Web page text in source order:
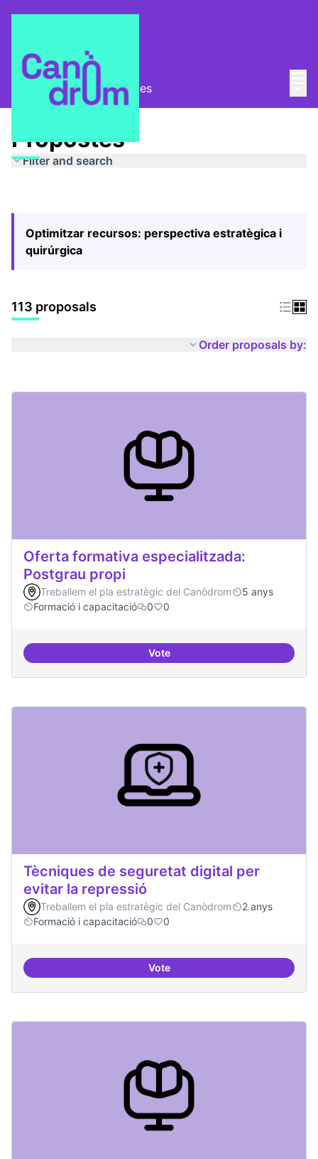
Pla Estratègic Propostes
Propostes
Filter and search
Optimitzar recursos: perspectiva estratègica i
quirúrgica
113 proposals
Order proposals by:
Oferta formativa especialitzada:
Postgrau propi
Treballem el pla estratègic del Canòdrom
5 anys
Formació i capacitació
0 0
VoteOferta formativa especialitzada:
Tècniques de seguretat digital per
evitar la repressió
Treballem el pla estratègic del Canòdrom
2 anys
Formació i capacitació
0 0
VoteTècniques de seguretat digital